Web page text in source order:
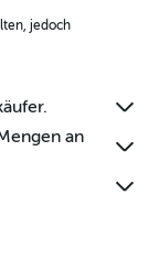
jedoch
an